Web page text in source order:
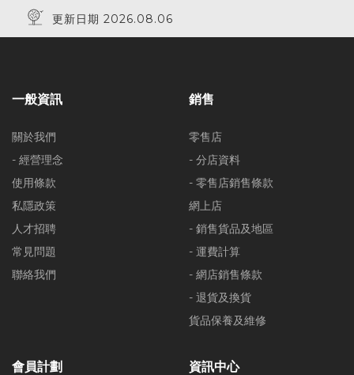
更新日期 2026.08.06
一般資訊
關於我們
- 經營理念
使用條款
私隱政策
人才招聘
常見問題
聯絡我們
銷售
零售店
- 分店資料
- 零售店銷售條款
網上店
- 銷售貨品及地區
- 運費計算
- 網店銷售條款
- 退貨及換貨
貨品保養及維修
會員計劃 資訊中心